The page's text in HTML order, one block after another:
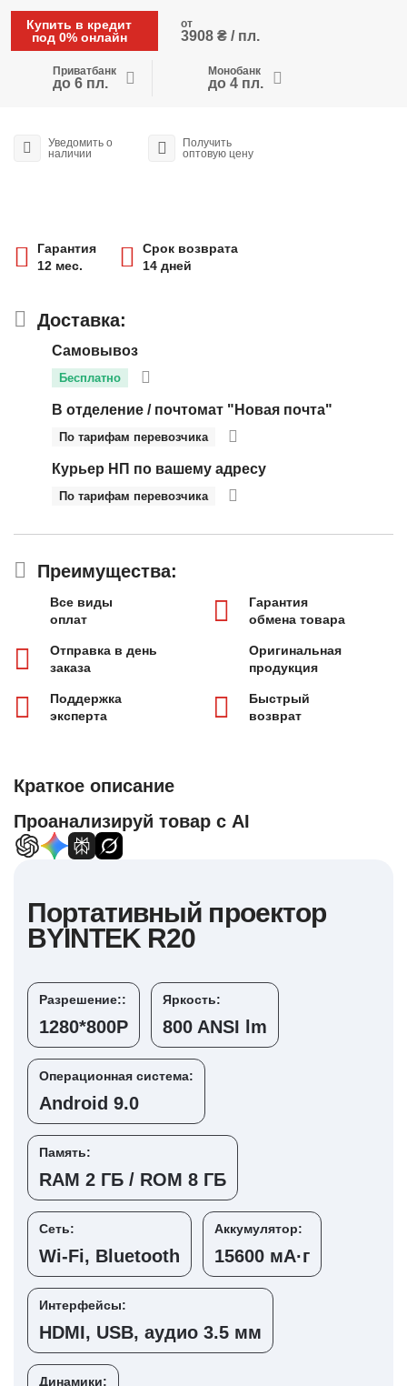
Купить в кредит
под 0% онлайн
от
3908 ₴ / пл.
Приватбанк
до 6 пл.
Монобанк
до 4 пл.
Уведомить о
наличии
Получить
оптовую цену
Гарантия
12 мес.
Срок возврата
14 дней
Доставка:
Самовывоз
Бесплатно
В отделение / почтомат "Новая почта"
По тарифам перевозчика
Курьер НП по вашему адресу
По тарифам перевозчика
Преимущества:
Все виды
оплат
Гарантия
обмена товара
Отправка в день
заказа
Оригинальная
продукция
Поддержка
эксперта
Быстрый
возврат
Краткое описание
Проанализируй товар с AI
Портативный проектор
BYINTEK R20
Разрешение::
1280*800Р
Яркость:
800 ANSI lm
Операционная система:
Android 9.0
Память:
RAM 2 ГБ / ROM 8 ГБ
Сеть:
Wi-Fi, Bluetooth
Аккумулятор:
15600 мА·г
Интерфейсы:
HDMI, USB, аудио 3.5 мм
Динамики: